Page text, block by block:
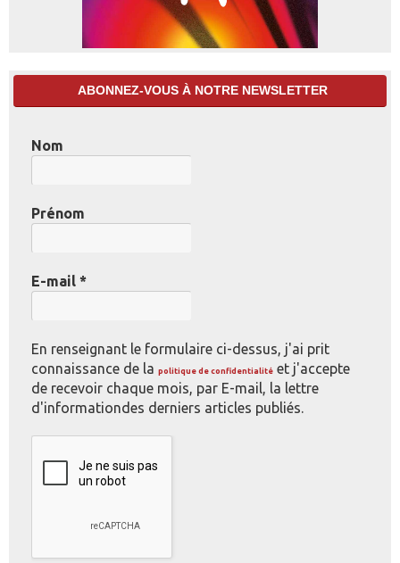
ABONNEZ-VOUS À NOTRE NEWSLETTER
Nom
Prénom
E-mail *
En renseignant le formulaire ci-dessus, j'ai prit
connaissance de la politique de confidentialité et j'accepte
de recevoir chaque mois, par E-mail, la lettre
d'informationdes derniers articles publiés.